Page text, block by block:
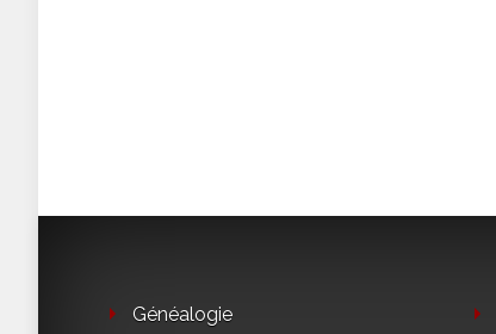
Généalogie